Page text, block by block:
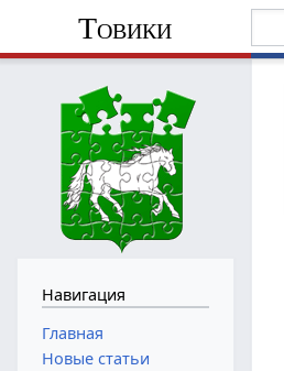
Товики
Навигация
Главная
Новые статьи